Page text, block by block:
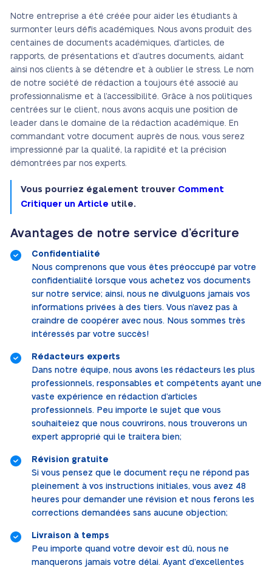
Notre entreprise a été créée pour aider les étudiants à
surmonter leurs défis académiques. Nous avons produit des
centaines de documents académiques, d’articles, de
rapports, de présentations et d’autres documents, aidant
ainsi nos clients à se détendre et à oublier le stress. Le nom
de notre société de rédaction a toujours été associé au
professionnalisme et à l’accessibilité. Grâce à nos politiques
centrées sur le client, nous avons acquis une position de
leader dans le domaine de la rédaction académique. En
commandant votre document auprès de nous, vous serez
impressionné par la qualité, la rapidité et la précision
démontrées par nos experts.
Vous pourriez également trouver Comment
Critiquer un Article utile.
Avantages de notre service d’écriture
Confidentialité
Nous comprenons que vous êtes préoccupé par votre
confidentialité lorsque vous achetez vos documents
sur notre service; ainsi, nous ne divulguons jamais vos
informations privées à des tiers. Vous n’avez pas à
craindre de coopérer avec nous. Nous sommes très
intéressés par votre succès!
Rédacteurs experts
Dans notre équipe, nous avons les rédacteurs les plus
professionnels, responsables et compétents ayant une
vaste expérience en rédaction d’articles
professionnels. Peu importe le sujet que vous
souhaiteiez que nous couvrirons, nous trouverons un
expert approprié qui le traitera bien;
Révision gratuite
Si vous pensez que le document reçu ne répond pas
pleinement à vos instructions initiales, vous avez 48
heures pour demander une révision et nous ferons les
corrections demandées sans aucune objection;
Livraison à temps
Peu importe quand votre devoir est dû, nous ne
manquerons jamais votre délai. Ayant d’excellentes